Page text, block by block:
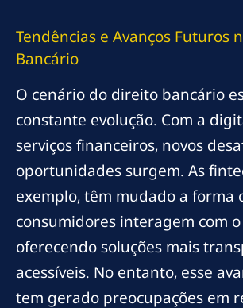
Tendências e Avanços Futuros
Bancário
O cenário do direito bancário
constante evolução. Com a
serviços financeiros, novos
oportunidades surgem. As
exemplo, têm mudado a forma
consumidores interagem com
oferecendo soluções mais
acessíveis. No entanto, esse
tem gerado preocupações em